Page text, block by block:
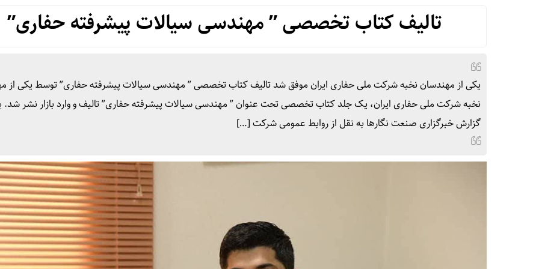
تالیف کتاب تخصصی ” مهندسی سیالات پیشرفته حفاری”
یکی از مهندسان نخبه شرکت ملی حفاری ایران موفق شد تالیف کتاب تخصصی ” مهندسی سیالات پیشرفته حفاری” توسط یکی از
نخبه شرکت ملی حفاری ایران، یک جلد کتاب تخصصی تحت عنوان ” مهندسی سیالات پیشرفته حفاری” تالیف و وارد بازار نشر شد.
گزارش خبرگزاری صنعت نگارها به نقل از روابط عمومی شرکت […]